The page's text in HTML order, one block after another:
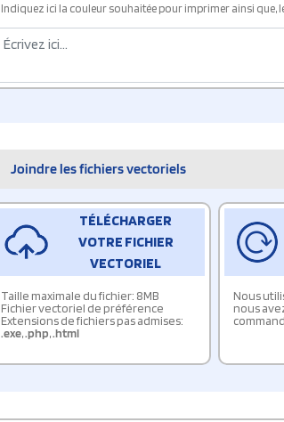
Indiquez ici la couleur souhaitée pour imprimer ainsi que,
Joindre les fichiers vectoriels
TÉLÉCHARGER
VOTRE FICHIER
VECTORIEL
Taille maximale du fichier: 8MB
Fichier vectoriel de préférence
Extensions de fichiers pas admises:
.exe,.php,.html
Nous
nous